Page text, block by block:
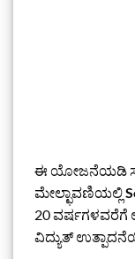
ಈ ಯೋಜನೆಯಡಿ
ಮೇಲ್ಛಾವಣಿಯಲ್ಲಿ
20 ವರ್ಷಗಳವರೆಗೆ
ವಿದ್ಯುತ್